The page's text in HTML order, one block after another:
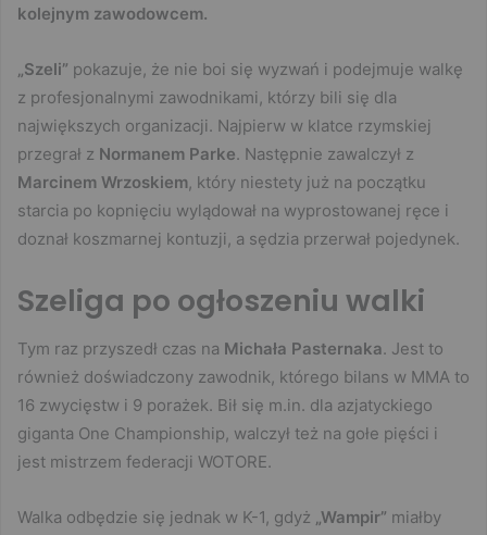
kolejnym zawodowcem.
„Szeli” pokazuje, że nie boi się wyzwań i podejmuje walkę
z profesjonalnymi zawodnikami, którzy bili się dla
największych organizacji. Najpierw w klatce rzymskiej
przegrał z Normanem Parke. Następnie zawalczył z
Marcinem Wrzoskiem, który niestety już na początku
starcia po kopnięciu wylądował na wyprostowanej ręce i
doznał koszmarnej kontuzji, a sędzia przerwał pojedynek.
Szeliga po ogłoszeniu walki
Tym raz przyszedł czas na Michała Pasternaka. Jest to
również doświadczony zawodnik, którego bilans w MMA to
16 zwycięstw i 9 porażek. Bił się m.in. dla azjatyckiego
giganta One Championship, walczył też na gołe pięści i
jest mistrzem federacji WOTORE.
Walka odbędzie się jednak w K-1, gdyż „Wampir” miałby